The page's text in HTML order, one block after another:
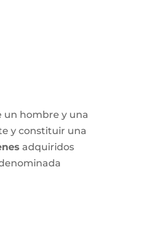
un hombre y una
y constituir una
adquiridos